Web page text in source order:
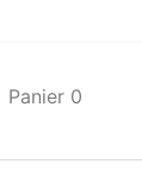
Panier 0